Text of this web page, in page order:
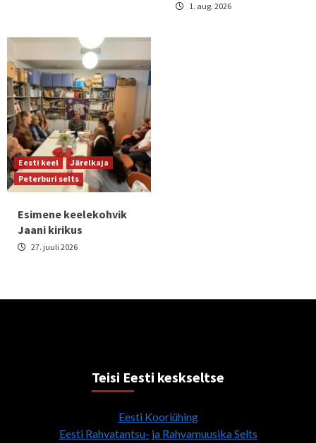
1. aug. 2026
Eesti keel
Järelkaja
Peterburi selts
Esimene keelekohvik
Jaani kirikus
27. juuli 2026
Teisi Eesti keskseltse
Eesti Kooriühing
Eesti Rahvatantsu- ja Rahvamuusika Selts